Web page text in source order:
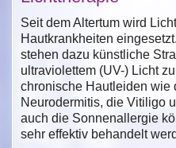
Seit dem Altertum wird
Hautkrankheiten
stehen dazu künstliche
ultraviolettem (UV-) Licht
chronische Hautleiden wie
Neurodermitis, die Vitiligo
auch die Sonnenallergie
sehr effektiv behandelt